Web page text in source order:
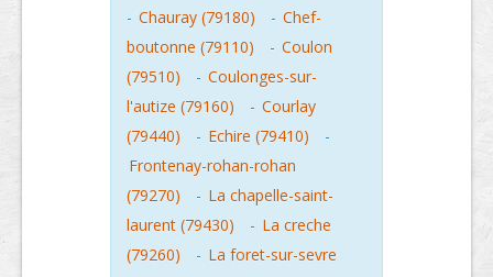
- Chauray (79180) - Chef-
boutonne (79110)
- Coulon
(79510)
- Coulonges-sur-
l'autize (79160)
- Courlay
(79440)
- Echire (79410)
-
Frontenay-rohan-rohan
(79270)
- La chapelle-saint-
laurent (79430)
- La creche
(79260)
- La foret-sur-sevre